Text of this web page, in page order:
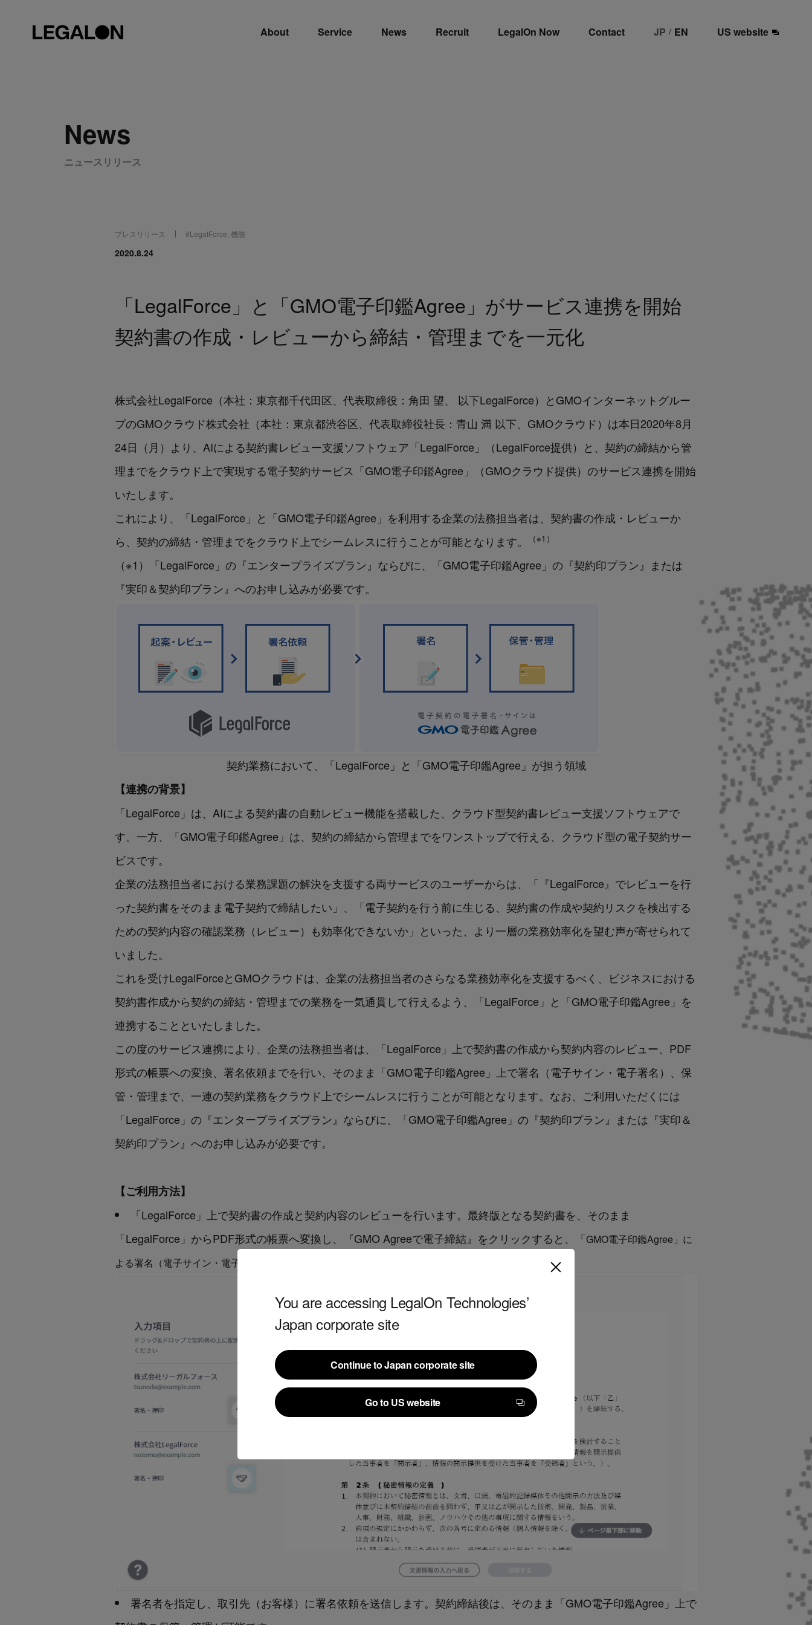
About Service News Recruit LegalOn Now Contact JP / EN US website
You are accessing LegalOn Technologies’
Japan corporate site
Continue to Japan corporate site
Continue to Japan corporate site
Go to US website
Go to US website
News
ニュースリリース
プレスリリース #LegalForce 機能
2020.8.24
「LegalForce」と「GMO電子印鑑Agree」がサービス連携を開始
契約書の作成・レビューから締結・管理までを一元化
株式会社LegalForce（本社：東京都千代田区、代表取締役：角田 望、 以下LegalForce）とGMOインターネットグルー
プのGMOクラウド株式会社（本社：東京都渋谷区、代表取締役社長：青山 満 以下、GMOクラウド）は本日2020年8月
24日（月）より、AIによる契約書レビュー支援ソフトウェア「LegalForce」（LegalForce提供）と、契約の締結から管
理までをクラウド上で実現する電子契約サービス「GMO電子印鑑Agree」（GMOクラウド提供）のサービス連携を開始
いたします。
これにより、「LegalForce」と「GMO電子印鑑Agree」を利用する企業の法務担当者は、契約書の作成・レビューか
ら、契約の締結・管理までをクラウド上でシームレスに行うことが可能となります。
（※1）
（※1）「LegalForce」の『エンタープライズプラン』ならびに、「GMO電子印鑑Agree」の『契約印プラン』または
『実印＆契約印プラン』へのお申し込みが必要です。
契約業務において、「LegalForce」と「GMO電子印鑑Agree」が担う領域
【連携の背景】
「LegalForce」は、AIによる契約書の自動レビュー機能を搭載した、クラウド型契約書レビュー支援ソフトウェアで
す。一方、「GMO電子印鑑Agree」は、契約の締結から管理までをワンストップで行える、クラウド型の電子契約サー
ビスです。
企業の法務担当者における業務課題の解決を支援する両サービスのユーザーからは、「『LegalForce』でレビューを行
った契約書をそのまま電子契約で締結したい」、「電子契約を行う前に生じる、契約書の作成や契約リスクを検出する
ための契約内容の確認業務（レビュー）も効率化できないか」といった、より一層の業務効率化を望む声が寄せられて
いました。
これを受けLegalForceとGMOクラウドは、企業の法務担当者のさらなる業務効率化を支援するべく、ビジネスにおける
契約書作成から契約の締結・管理までの業務を一気通貫して行えるよう、「LegalForce」と「GMO電子印鑑Agree」を
連携することといたしました。
この度のサービス連携により、企業の法務担当者は、「LegalForce」上で契約書の作成から契約内容のレビュー、PDF
形式の帳票への変換、署名依頼までを行い、そのまま「GMO電子印鑑Agree」上で署名（電子サイン・電子署名）、保
管・管理まで、一連の契約業務をクラウド上でシームレスに行うことが可能となります。なお、ご利用いただくには
「LegalForce」の『エンタープライズプラン』ならびに、「GMO電子印鑑Agree」の『契約印プラン』または『実印＆
契約印プラン』へのお申し込みが必要です。
【ご利用方法】
「LegalForce」上で契約書の作成と契約内容のレビューを行います。最終版となる契約書を、そのまま
「LegalForce」からPDF形式の帳票へ変換し、『GMO Agreeで電子締結』をクリックすると、「GMO電子印鑑Agree 」に
よる署名（電子サイン・電子署名）が行われます。
署名者を指定し、取引先（お客様）に署名依頼を送信します。契約締結後は、そのまま「GMO電子印鑑Agree」上で